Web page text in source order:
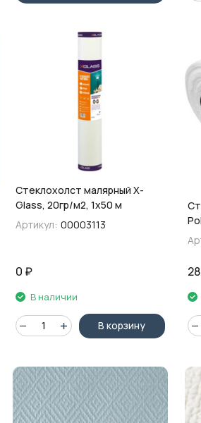
Стеклохолст малярный X-
Glass, 20гр/м2, 1х50 м
Артикул: 00003113
0 ₽
В наличии
В корзину